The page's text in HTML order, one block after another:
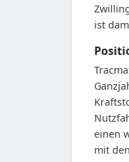
ist
einen
mit